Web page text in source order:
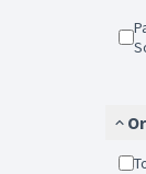
Parques y Jardines